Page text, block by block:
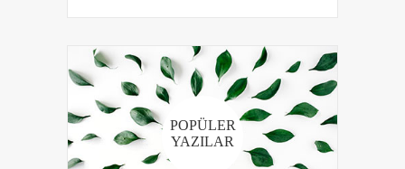
POPÜLER
YAZILAR